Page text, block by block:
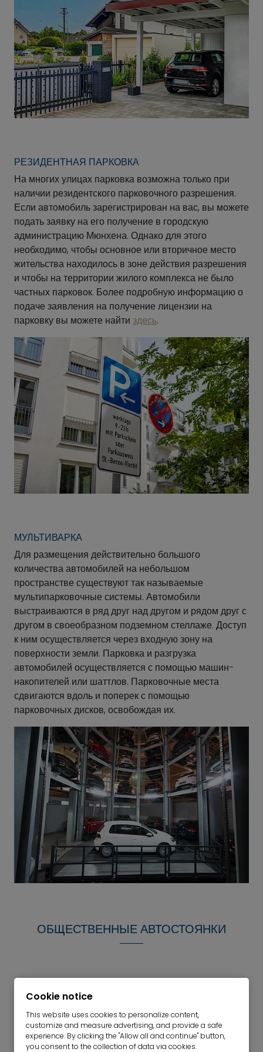
РЕЗИДЕНТНАЯ ПАРКОВКА
На многих улицах парковка возможна только при
наличии резидентского парковочного разрешения.
Если автомобиль зарегистрирован на вас, вы можете
подать заявку на его получение в городскую
администрацию Мюнхена. Однако для этого
необходимо, чтобы основное или вторичное место
жительства находилось в зоне действия разрешения
и чтобы на территории жилого комплекса не было
частных парковок. Более подробную информацию о
подаче заявления на получение лицензии на
парковку вы можете найти здесь.
МУЛЬТИВАРКА
Для размещения действительно большого
количества автомобилей на небольшом
пространстве существуют так называемые
мультипарковочные системы. Автомобили
выстраиваются в ряд друг над другом и рядом друг с
другом в своеобразном подземном стеллаже. Доступ
к ним осуществляется через входную зону на
поверхности земли. Парковка и разгрузка
автомобилей осуществляется с помощью машин-
накопителей или шаттлов. Парковочные места
сдвигаются вдоль и поперек с помощью
парковочных дисков, освобождая их.
ОБЩЕСТВЕННЫЕ АВТОСТОЯНКИ
Cookie notice
This website uses cookies to personalize content,
customize and measure advertising, and provide a safe
experience. By clicking the "Allow all and continue" button,
you consent to the collection of data via cookies.